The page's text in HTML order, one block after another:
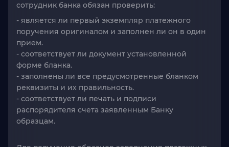
сотрудник банка обязан проверить:
- является ли первый экземпляр платежного
поручения оригиналом и заполнен ли он в один
прием.
- соответствует ли документ установленной
форме бланка.
- заполнены ли все предусмотренные бланком
реквизиты и их правильность.
- соответствует ли печать и подписи
распорядителя счета заявленным Банку
образцам.